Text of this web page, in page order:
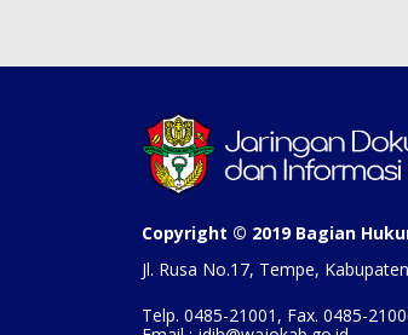
Copyright © 2019 Bagian
Jl. Rusa No.17, Tempe,
Telp. 0485-21001, Fax. 0485-